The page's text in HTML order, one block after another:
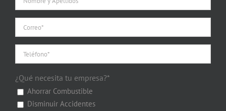
¿Qué necesita tu empresa?*
Ahorrar Combustible
Disminuir Accidentes